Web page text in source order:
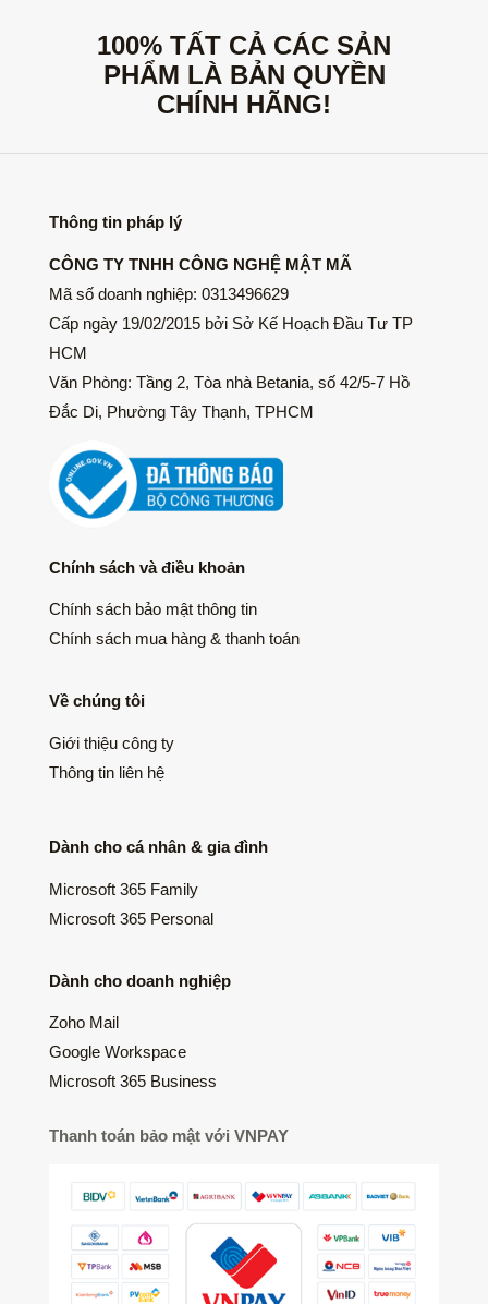
100% TẤT CẢ CÁC SẢN
PHẨM LÀ BẢN QUYỀN
CHÍNH HÃNG!
Thông tin pháp lý
CÔNG TY TNHH CÔNG NGHỆ MẬT MÃ
Mã số doanh nghiệp: 0313496629
Cấp ngày 19/02/2015 bởi Sở Kế Hoạch Đầu Tư TP
HCM
Văn Phòng: Tầng 2, Tòa nhà Betania, số 42/5-7 Hồ
Đắc Di, Phường Tây Thạnh, TPHCM
Chính sách và điều khoản
Chính sách bảo mật thông tin
Chính sách mua hàng & thanh toán
Về chúng tôi
Giới thiệu công ty
Thông tin liên hệ
Dành cho cá nhân & gia đình
Microsoft 365 Family
Microsoft 365 Personal
Dành cho doanh nghiệp
Zoho Mail
Google Workspace
Microsoft 365 Business
Thanh toán bảo mật với VNPAY